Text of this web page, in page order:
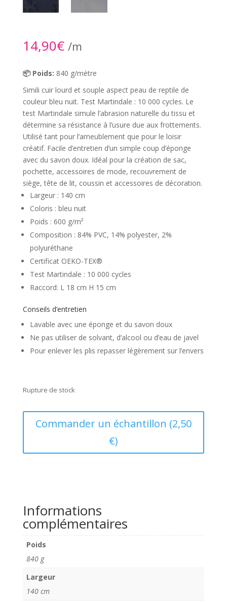
14,90€ /m
📦 Poids: 840 g/mètre
Simili cuir lourd et souple aspect peau de reptile de
couleur bleu nuit. Test Martindale : 10 000 cycles. Le
test Martindale simule l’abrasion naturelle du tissu et
détermine sa résistance à l’usure due aux frottements.
Utilisé tant pour l’ameublement que pour le loisir
créatif. ​Facile d’entretien d’un simple coup d’éponge
avec du savon doux. Idéal pour la création de sac,
pochette, accessoires de mode, recouvrement de
siège, tête de lit, coussin et accessoires de décoration.
Largeur : 140 cm
Coloris : bleu nuit
Poids : 600 g/m²
Composition : 84% PVC, 14% polyester, 2%
polyuréthane
Certificat OEKO-TEX®
Test Martindale : 10 000 cycles
Raccord: L 18 cm H 15 cm
Conseils d’entretien
Lavable avec une éponge et du savon doux
Ne pas utiliser de solvant, d’alcool ou d’eau de javel
Pour enlever les plis repasser légèrement sur l’envers
Rupture de stock
Commander un échantillon (2,50
€)
Informations
complémentaires
Poids
840 g
Largeur
140 cm